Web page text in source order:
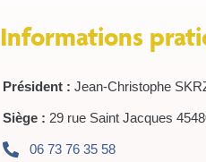
Informations
Président : Jean-Christophe
Siège : 29 rue Saint Jacques
06 73 76 35 58